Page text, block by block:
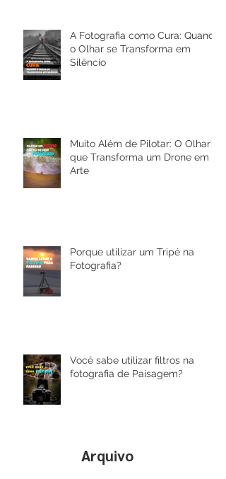
A Fotografia como Cura: Quando
Muito Além de Pilotar: O Olhar